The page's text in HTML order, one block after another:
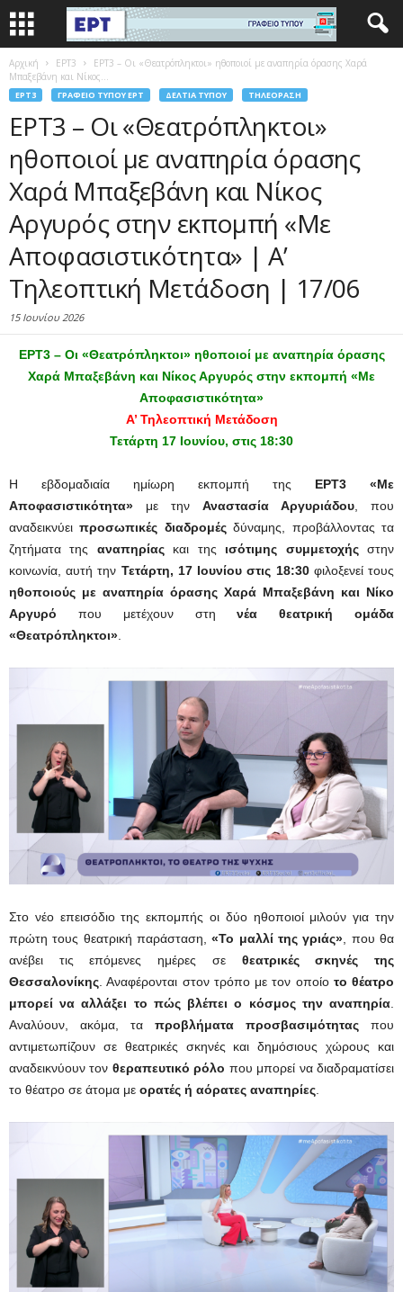
Αρχική EΡΤ3
ΕΡΤ3 – Οι «Θεατρόπληκτοι» ηθοποιοί με αναπηρία όρασης Χαρά
Μπαξεβάνη και Νίκος...
EΡΤ3 ΓΡΑΦΕΊΟ ΤΎΠΟΥ ΕΡΤ ΔΕΛΤΊΑ ΤΎΠΟΥ ΤΗΛΕΌΡΑΣΗ
ΕΡΤ3 – Οι «Θεατρόπληκτοι»
ηθοποιοί με αναπηρία όρασης
Χαρά Μπαξεβάνη και Νίκος
Αργυρός στην εκπομπή «Με
Αποφασιστικότητα» | Α’
Τηλεοπτική Μετάδοση | 17/06
15 Ιουνίου 2026
ΕΡΤ3 – Οι «Θεατρόπληκτοι» ηθοποιοί με αναπηρία όρασης
Χαρά Μπαξεβάνη και Νίκος Αργυρός στην εκπομπή «Με
Αποφασιστικότητα»
Α’ Τηλεοπτική Μετάδοση
Τετάρτη 17 Ιουνίου, στις 18:30
Η εβδομαδιαία ημίωρη εκπομπή της ΕΡΤ3
«Με
Αποφασιστικότητα» με την Αναστασία Αργυριάδου , που
αναδεικνύειπροσωπικές διαδρομέςδύναμης, προβάλλοντας τα
ζητήματα της αναπηρίαςκαι της ισότιμης συμμετοχήςστην
κοινωνία, αυτή την Τετάρτη, 17 Ιουνίου στις 18:30φιλοξενεί τους
ηθοποιούς με αναπηρία όρασης Χαρά Μπαξεβάνη και Νίκο
Αργυρό που μετέχουν στηνέα θεατρική ομάδα
«Θεατρόπληκτοι»
Στο νέο επεισόδιο της εκπομπής οι δύο ηθοποιοί μιλούν για την
πρώτη τους θεατρική παράσταση,«Το μαλλί της γριάς» , που θα
ανέβει τις επόμενες ημέρες σε θεατρικές σκηνές της
Θεσσαλονίκης . Αναφέρονται στον τρόπο με τον οποίο το θέατρο
μπορεί να αλλάξει το πώς βλέπει ο κόσμος την αναπηρία
Αναλύουν, ακόμα, τα προβλήματα προσβασιμότητας που
αντιμετωπίζουν σε θεατρικές σκηνές και δημόσιους χώρους και
αναδεικνύουν τον θεραπευτικό ρόλο που μπορεί να διαδραματίσει
το θέατρο σε άτομα με ορατές ή αόρατες αναπηρίες